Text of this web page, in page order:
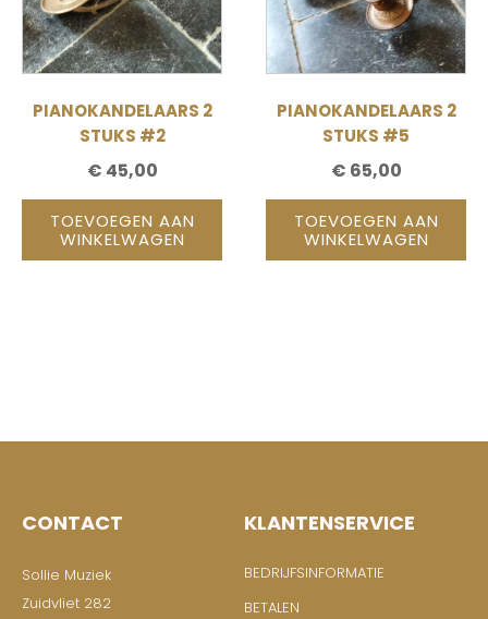
PIANOKANDELAARS 2
STUKS #2
€ 45,00
TOEVOEGEN AAN
WINKELWAGEN
PIANOKANDELAARS 2
STUKS #5
€ 65,00
TOEVOEGEN AAN
WINKELWAGEN
CONTACT
Sollie Muziek
Zuidvliet 282
KLANTENSERVICE
BEDRIJFSINFORMATIE
BETALEN